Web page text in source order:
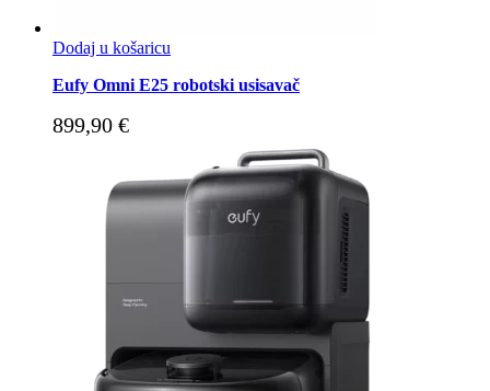
Dodaj u košaricu
Eufy Omni E25 robotski usisavač
899,90 €